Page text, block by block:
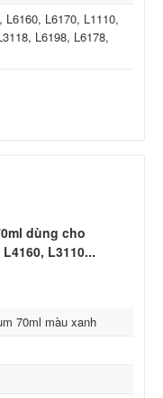
L6160, L6170, L1110,
L6198, L6178,
dùng cho
L3110...
70ml màu xanh